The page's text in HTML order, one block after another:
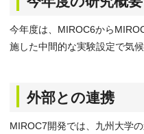
今年度は、MIROC6から
施した中間的な実験設定で気候
外部との連携
MIROC7開発では、九州大学